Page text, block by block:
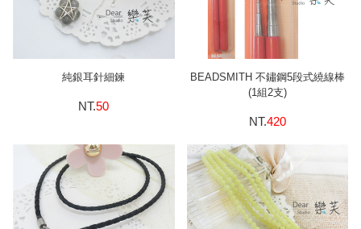
純銀耳針細鍊
NT.50
BEADSMITH 不鏽鋼5段式繞線棒
(1組2支)
NT.420